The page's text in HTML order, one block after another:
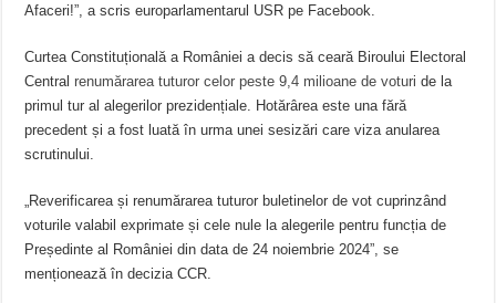
Afaceri!”, a scris europarlamentarul USR pe Facebook.
Curtea Constituțională a României a decis să ceară Biroului Electoral
Centralrenumărarea tuturor celor peste 9,4 milioane de voturi de la
primul tur al alegerilor prezidențiale. Hotărârea este una fără
precedent și a fost luată în urma unei sesizări care viza anularea
scrutinului.
„Reverificarea și renumărarea tuturor buletinelor de vot cuprinzând
voturile valabil exprimate și cele nule la alegerile pentru funcția de
Președinte al României din data de 24 noiembrie 2024”, se
menționează în decizia CCR.